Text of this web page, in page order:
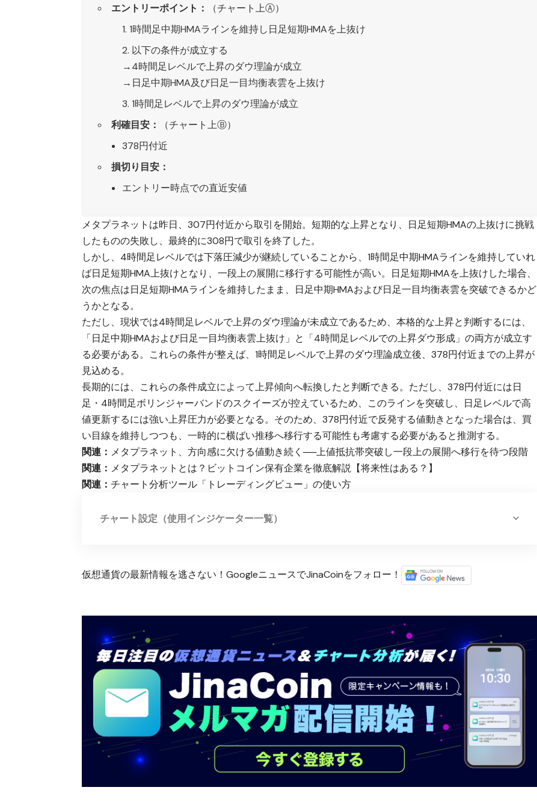
エントリーポイント：
（チャート上Ⓐ）
1時間足中期HMAラインを維持し日足短期HMAを上抜け
以下の条件が成立する
→4時間足レベルで上昇のダウ理論が成立
→日足中期HMA及び日足一目均衡表雲を上抜け
1時間足レベルで上昇のダウ理論が成立
利確目安：
（チャート上Ⓑ）
378円付近
損切り目安：
エントリー時点での直近安値
メタプラネット は昨日、307円付近から取引を開始。短期的な上昇となり、日足短期HMAの上抜けに挑戦
したものの失敗し、最終的に308円で取引を終了した。
しかし、4時間足レベルでは下落圧減少が継続していることから、1時間足中期HMAラインを維持していれ
ば日足短期HMA上抜けとなり、一段上の展開に移行する可能性が高い。日足短期HMAを上抜けした場合、
次の焦点は日足短期HMAラインを維持したまま、日足中期HMAおよび日足一目均衡表雲を突破できるかど
うかとなる。
ただし、現状では4時間足レベルで上昇のダウ理論が未成立であるため、本格的な上昇と判断するには、
「日足中期HMAおよび日足一目均衡表雲上抜け」と「4時間足レベルでの上昇ダウ形成」の両方が成立す
る必要がある。これらの条件が整えば、1時間足レベルで上昇のダウ理論成立後、378円付近までの上昇が
見込める。
長期的には、これらの条件成立によって上昇傾向へ転換したと判断できる。ただし、378円付近には日
足・4時間足ボリンジャーバンドのスクイーズが控えているため、このラインを突破し、日足レベルで高
値更新するには強い上昇圧力が必要となる。そのため、378円付近で反発する値動きとなった場合は、買
い目線を維持しつつも、一時的に横ばい推移へ移行する可能性も考慮する必要があると推測する。
関連： メタプラネット、方向感に欠ける値動き続く──上値抵抗帯突破し一段上の展開へ移行を待つ段階
関連： メタプラネットとは？ビットコイン保有企業を徹底解説【将来性はある？】
関連：チャート分析ツール「トレーディングビュー」の使い方
チャート設定（使用インジケーター一覧）
仮想通貨の最新情報を逃さない！GoogleニュースでJinaCoinをフォロー！